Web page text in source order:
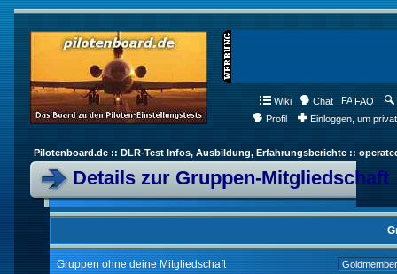
Wiki Chat FAQ
Profil
Einloggen, um
Pilotenboard.de :: DLR-Test Infos, Ausbildung, Erfahrungsberichte ::
Details zur Gruppen-Mitgliedschaft
Gruppen ohne deine Mitgliedschaft